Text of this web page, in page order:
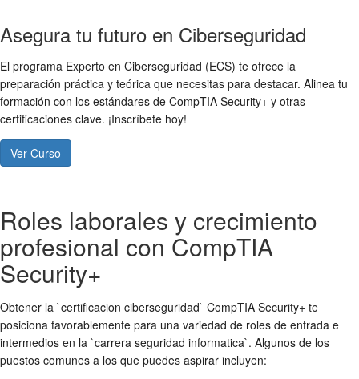
Asegura tu futuro en Ciberseguridad
El programa Experto en Ciberseguridad (ECS) te ofrece la
preparación práctica y teórica que necesitas para destacar. Alinea tu
formación con los estándares de CompTIA Security+ y otras
certificaciones clave. ¡Inscríbete hoy!
Ver Curso
Roles laborales y crecimiento
profesional con CompTIA
Security+
Obtener la `certificacion ciberseguridad` CompTIA Security+ te
posiciona favorablemente para una variedad de roles de entrada e
intermedios en la `carrera seguridad informatica`. Algunos de los
puestos comunes a los que puedes aspirar incluyen: